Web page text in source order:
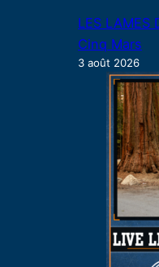
LES LAMES
Cinq Mars
3 août 2026